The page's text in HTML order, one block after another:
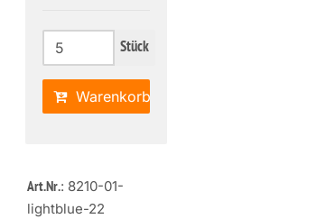
Stück
Warenkorb
Art.Nr.: 8210-01-
lightblue-22